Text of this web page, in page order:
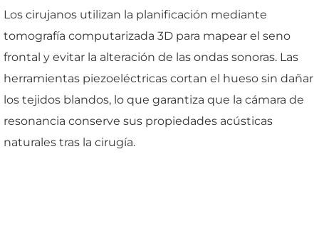
Los cirujanos utilizan la planificación mediante
tomografía computarizada 3D para mapear el seno
frontal y evitar la alteración de las ondas sonoras. Las
herramientas piezoeléctricas cortan el hueso sin dañar
los tejidos blandos, lo que garantiza que la cámara de
resonancia conserve sus propiedades acústicas
naturales tras la cirugía.